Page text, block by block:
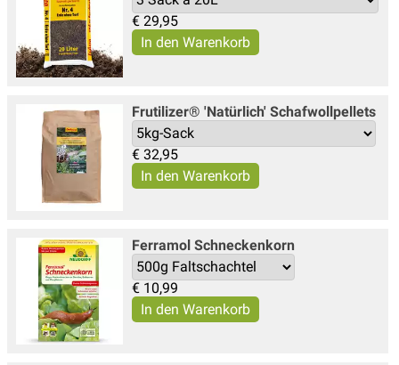
€ 29,95
Frutilizer® 'Natürlich' Schafwollpellets
€ 32,95
Ferramol Schneckenkorn
€ 10,99